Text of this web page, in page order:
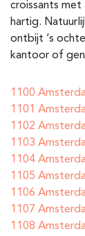
croissants
hartig.
ontbijt ‘s
kantoor of
1100
1101
1102
1103
1104
1105
1106
1107
1108